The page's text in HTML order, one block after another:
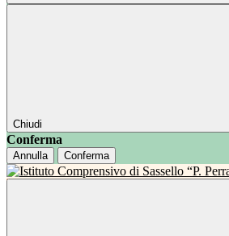
Chiudi
Conferma
Annulla Conferma